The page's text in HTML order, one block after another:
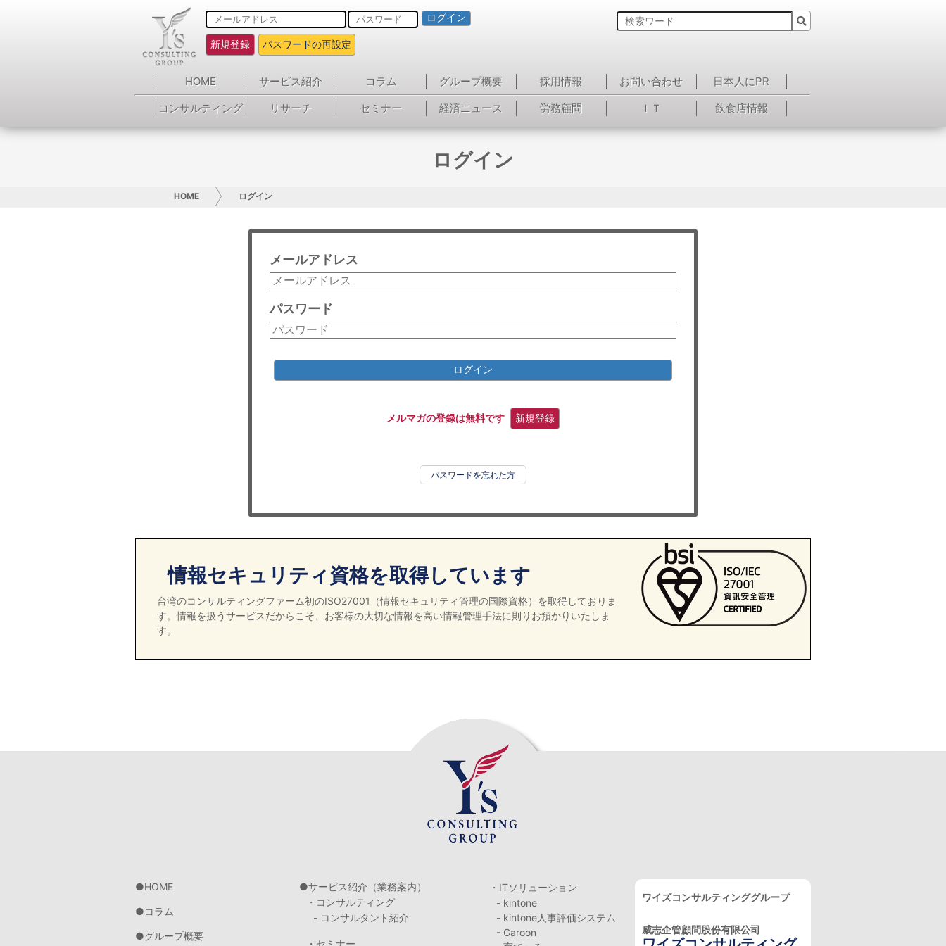
ログイン
新規登録 パスワードの再設定
HOME サービス紹介 コラム グループ概要 採用情報 お問い合わせ
日本人にPR
コンサルティング
リサーチ セミナー 経済ニュース 労務顧問 ＩＴ 飲食店情報
ログイン
HOME ログイン
メールアドレス
パスワード
ログイン
メルマガの登録は無料です 新規登録
パスワードを忘れた方
情報セキュリティ資格を取得しています
台湾のコンサルティングファーム初のISO27001（情報セキュリティ管理の国際資格）を取得しておりま
す。情報を扱うサービスだからこそ、お客様の大切な情報を高い情報管理手法に則りお預かりいたしま
す。
HOME
コラム
グループ概要
サービス紹介（業務案内）
・コンサルティング
- コンサルタント紹介
・セミナー
・ITソリューション
- kintone
- kintone人事評価システム
- Garoon
ワイズコンサルティンググループ
威志企管顧問股份有限公司